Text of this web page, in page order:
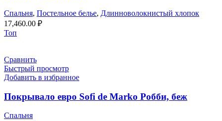
Спальня, Постельное белье, Длинноволокнистый хлопок
17,460.00 ₽
Топ
Сравнить
Быстрый просмотр
Добавить в избранное
Покрывало евро Sofi de Marko Робби, беж
Спальня